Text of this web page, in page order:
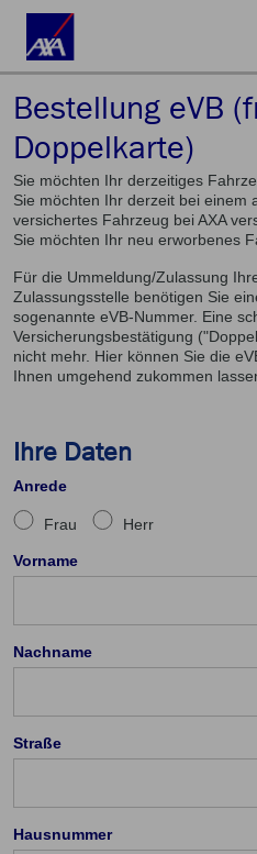
Bestellung eVB
Doppelkarte)
Sie möchten Ihr derzeitiges
Sie möchten Ihr derzeit bei einem
versichertes Fahrzeug bei AXA
Sie möchten Ihr neu erworbenes
Für die Ummeldung/Zulassung
Zulassungsstelle benötigen Sie
sogenannte eVB-Nummer. Eine
Versicherungsbestätigung
nicht mehr. Hier können Sie die
Ihnen umgehend zukommen
Ihre Daten
Anrede
Frau Herr
Vorname
Nachname
Straße
Hausnummer